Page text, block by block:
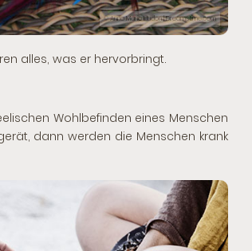
© Anne Marie Hudon | Dreamstime.com
alles, was er hervorbringt.
Wohlbefinden eines Menschen
dann werden die Menschen krank